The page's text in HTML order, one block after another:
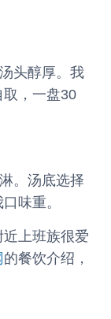
头醇厚。我
，一盘30
。汤底选择
味重。
上班族很爱
的餐饮介绍，